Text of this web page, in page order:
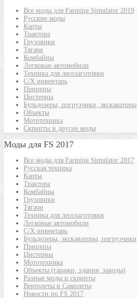
Все моды для Farming Simulator 2019
Русские моды
Карты
Трактора
Грузовики
Тягачи
Комбайны
Легковые автомобили
Техника для лесозаготовки
С/Х инвентарь
Прицепы
Цистерны
Бульдозеры, погрузчики, экскаваторы
Объекты
Мототехника
Скрипты и другие моды
Моды для FS 2017
Все моды для Farming Simulator 2017
Русская техника
Карты
Трактора
Комбайны
Грузовики
Тягачи
Техника для лесозаготовки
Легковые автомобили
С/Х инвентарь
Бульдозеры, экскаваторы, погрузчики
Прицепы
Цистерны
Мототехника
Объекты (гаражи, здания, заводы)
Разные моды и скрипты
Вертолеты и Самолеты
Новости по FS 2017